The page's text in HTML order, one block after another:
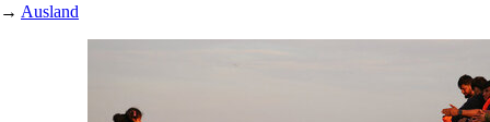
→ Ausland